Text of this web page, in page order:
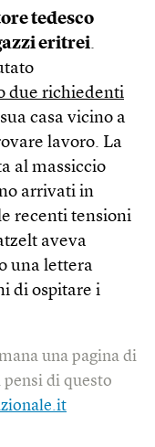
tedesco
eritrei.
due richiedenti
casa vicino a
lavoro. La
al massiccio
arrivati in
recenti tensioni
aveva
una lettera
di ospitare i
una pagina di
pensi di questo